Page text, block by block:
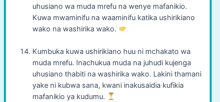
uhusiano wa muda mrefu na wenye mafanikio.
Kuwa mwaminifu na waaminifu katika ushirikiano
wako na washirika wako.
Kumbuka kuwa ushirikiano huu ni mchakato wa
muda mrefu. Inachukua muda na juhudi kujenga
uhusiano thabiti na washirika wako. Lakini thamani
yake ni kubwa sana, kwani inakusaidia kufikia
mafanikio ya kudumu.